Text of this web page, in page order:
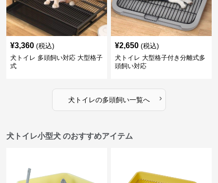
¥3,360 (税込)
犬トイレ 多頭飼い対応 大型格子
式
¥2,650 (税込)
犬トイレ 大型格子付き分離式多
頭飼い対応
犬トイレの多頭飼い一覧へ ›
犬トイレ小型犬 のおすすめアイテム